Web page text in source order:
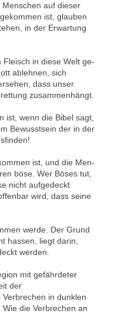
auf dieser
ist, glauben
in der Erwartung
in diese Welt ge-
ablehnen, sich
dass unser
zusammenhängt.
ist, wenn die Bibel sagt,
Bewusstsein der in der
ist, und die Men-
böse. Wer Böses tut,
nicht aufgedeckt
wird, dass seine
werde. Der Grund
hassen, liegt darin,
werden.
mit gefährdeter
der
in dunklen
die Verbrechen an